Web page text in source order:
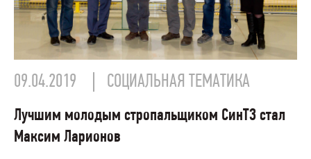
09.04.2019 СОЦИАЛЬНАЯ ТЕМАТИКА
Лучшим молодым стропальщиком СинТЗ стал
Максим Ларионов